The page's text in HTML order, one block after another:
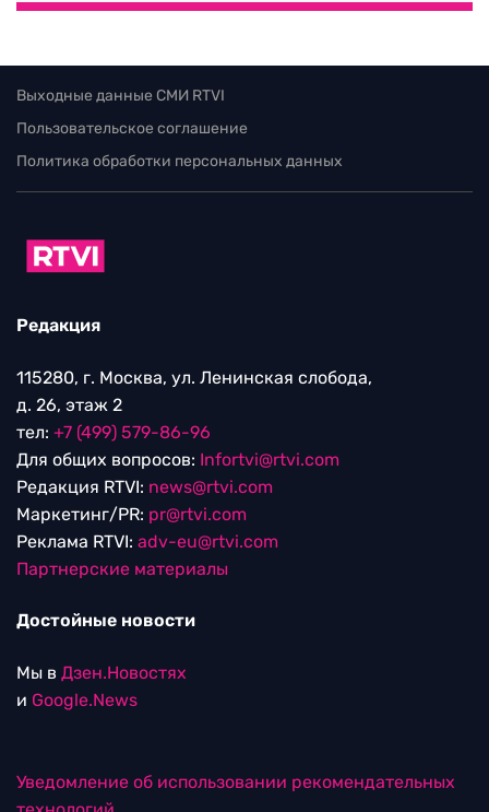
Выходные данные СМИ RTVI
Пользовательское соглашение
Политика обработки персональных данных
Редакция
115280, г. Москва, ул. Ленинская слобода,
д. 26, этаж 2
тел: +7 (499) 579-86-96
Для общих вопросов: Infortvi@rtvi.com
Редакция RTVI: news@rtvi.com
Маркетинг/PR: pr@rtvi.com
Реклама RTVI: adv-eu@rtvi.com
Партнерские материалы
Достойные новости
Мы в Дзен.Новостях
и Google.News
Уведомление об использовании рекомендательных